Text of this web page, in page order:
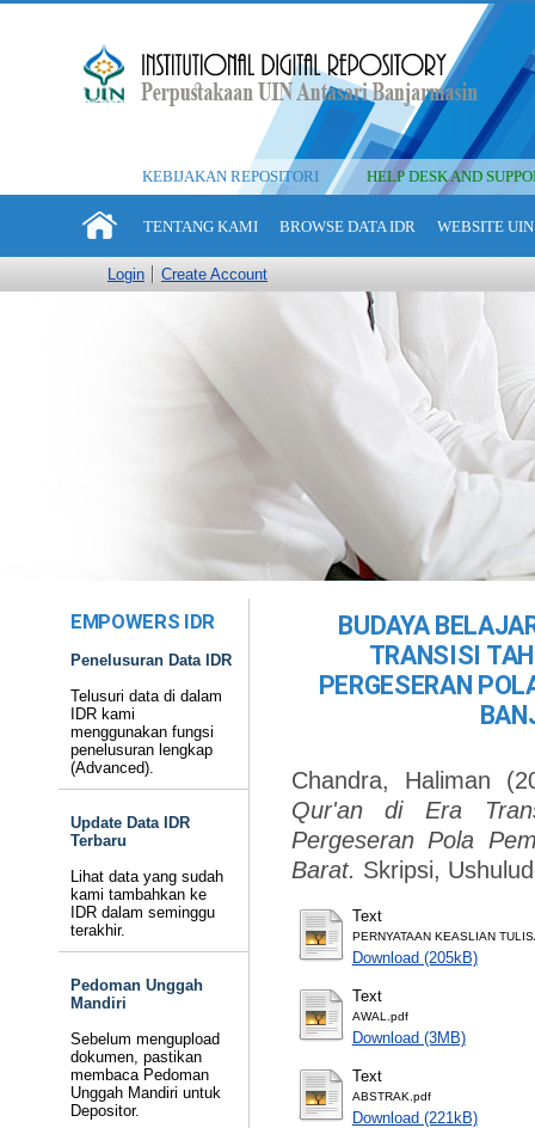
KEBIJAKAN REPOSITORI HELP DESK AND
TENTANG KAMI BROWSE DATA IDR WEBSITE
Login Create Account
EMPOWERS IDR
Penelusuran Data IDR
Telusuri data di dalam
IDR kami
menggunakan fungsi
penelusuran lengkap
(Advanced).
Update Data IDR
Terbaru
Lihat data yang sudah
kami tambahkan ke
IDR dalam seminggu
terakhir.
Pedoman Unggah
Mandiri
Sebelum mengupload
dokumen, pastikan
membaca Pedoman
Unggah Mandiri untuk
Depositor.
BUDAYA
TRANSISI
PERGESERAN
Chandra, Haliman
Qur'an di Era
Pergeseran Pola
Barat. Skripsi,
Text
PERNYATAAN KEASLIAN
Download (205kB)
Text
AWAL.pdf
Download (3MB)
Text
ABSTRAK.pdf
Download (221kB)